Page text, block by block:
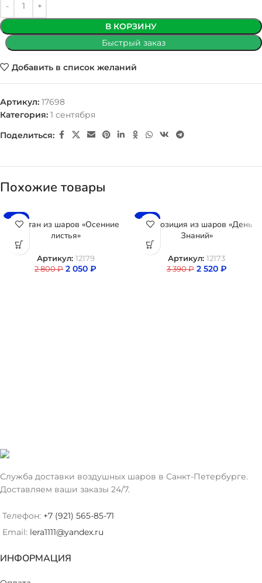
В КОРЗИНУ
Быстрый заказ
Добавить в список желаний
Артикул: 17698
Категория: 1 сентября
Поделиться:
Похожие товары
-27%
Фонтан из шаров «Осенние
листья»
Артикул: 12179
2 800₽ 2 050 ₽
-26%
Композиция из шаров «День
Знаний»
Артикул: 12173
3 390₽ 2 520 ₽
Служба доставки воздушных шаров в Санкт-Петербурге.
Доставляем ваши заказы 24/7.
Телефон: +7 (921) 565-85-71
Email: lera1111@yandex.ru
ИНФОРМАЦИЯ